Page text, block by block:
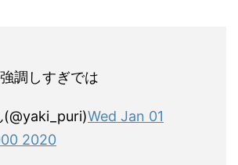
調しすぎでは
Wed Jan 01
2020